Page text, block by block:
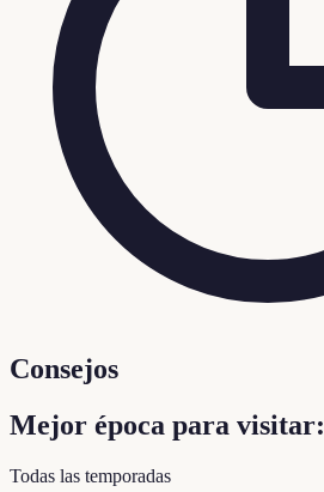
Consejos
Mejor época para visitar:
Todas las temporadas